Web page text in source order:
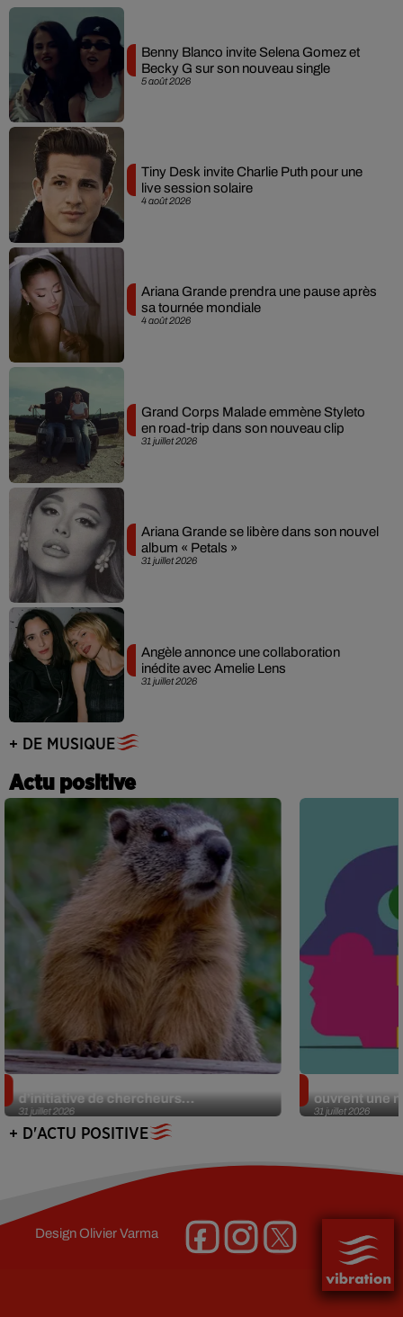
5 août 2026
Benny Blanco invite Selena Gomez et
Becky G sur son nouveau single
4 août 2026
Tiny Desk invite Charlie Puth pour une
live session solaire
4 août 2026
Ariana Grande prendra une pause après
sa tournée mondiale
31 juillet 2026
Grand Corps Malade emmène Styleto
en road-trip dans son nouveau clip
31 juillet 2026
Ariana Grande se libère dans son nouvel
album « Petals »
31 juillet 2026
Angèle annonce une collaboration
inédite avec Amelie Lens
+ DE MUSIQUE
Actu positive
31 juillet 2026
d’initiative de chercheurs...
31 juillet 2026
ouvrent une
+ D'ACTU POSITIVE
DesignOlivier Varma